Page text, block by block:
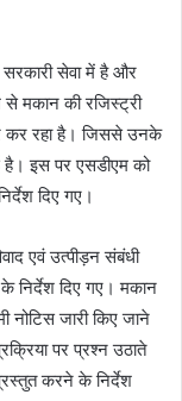
सरकारी सेवा में है और
से मकान की रजिस्ट्री
कर रहा है। जिससे उनके
है। इस पर एसडीएम को
दिए गए।
एवं उत्पीड़न संबंधी
निर्देश दिए गए। मकान
नोटिस जारी किए जाने
पर प्रश्न उठाते
करने के निर्देश